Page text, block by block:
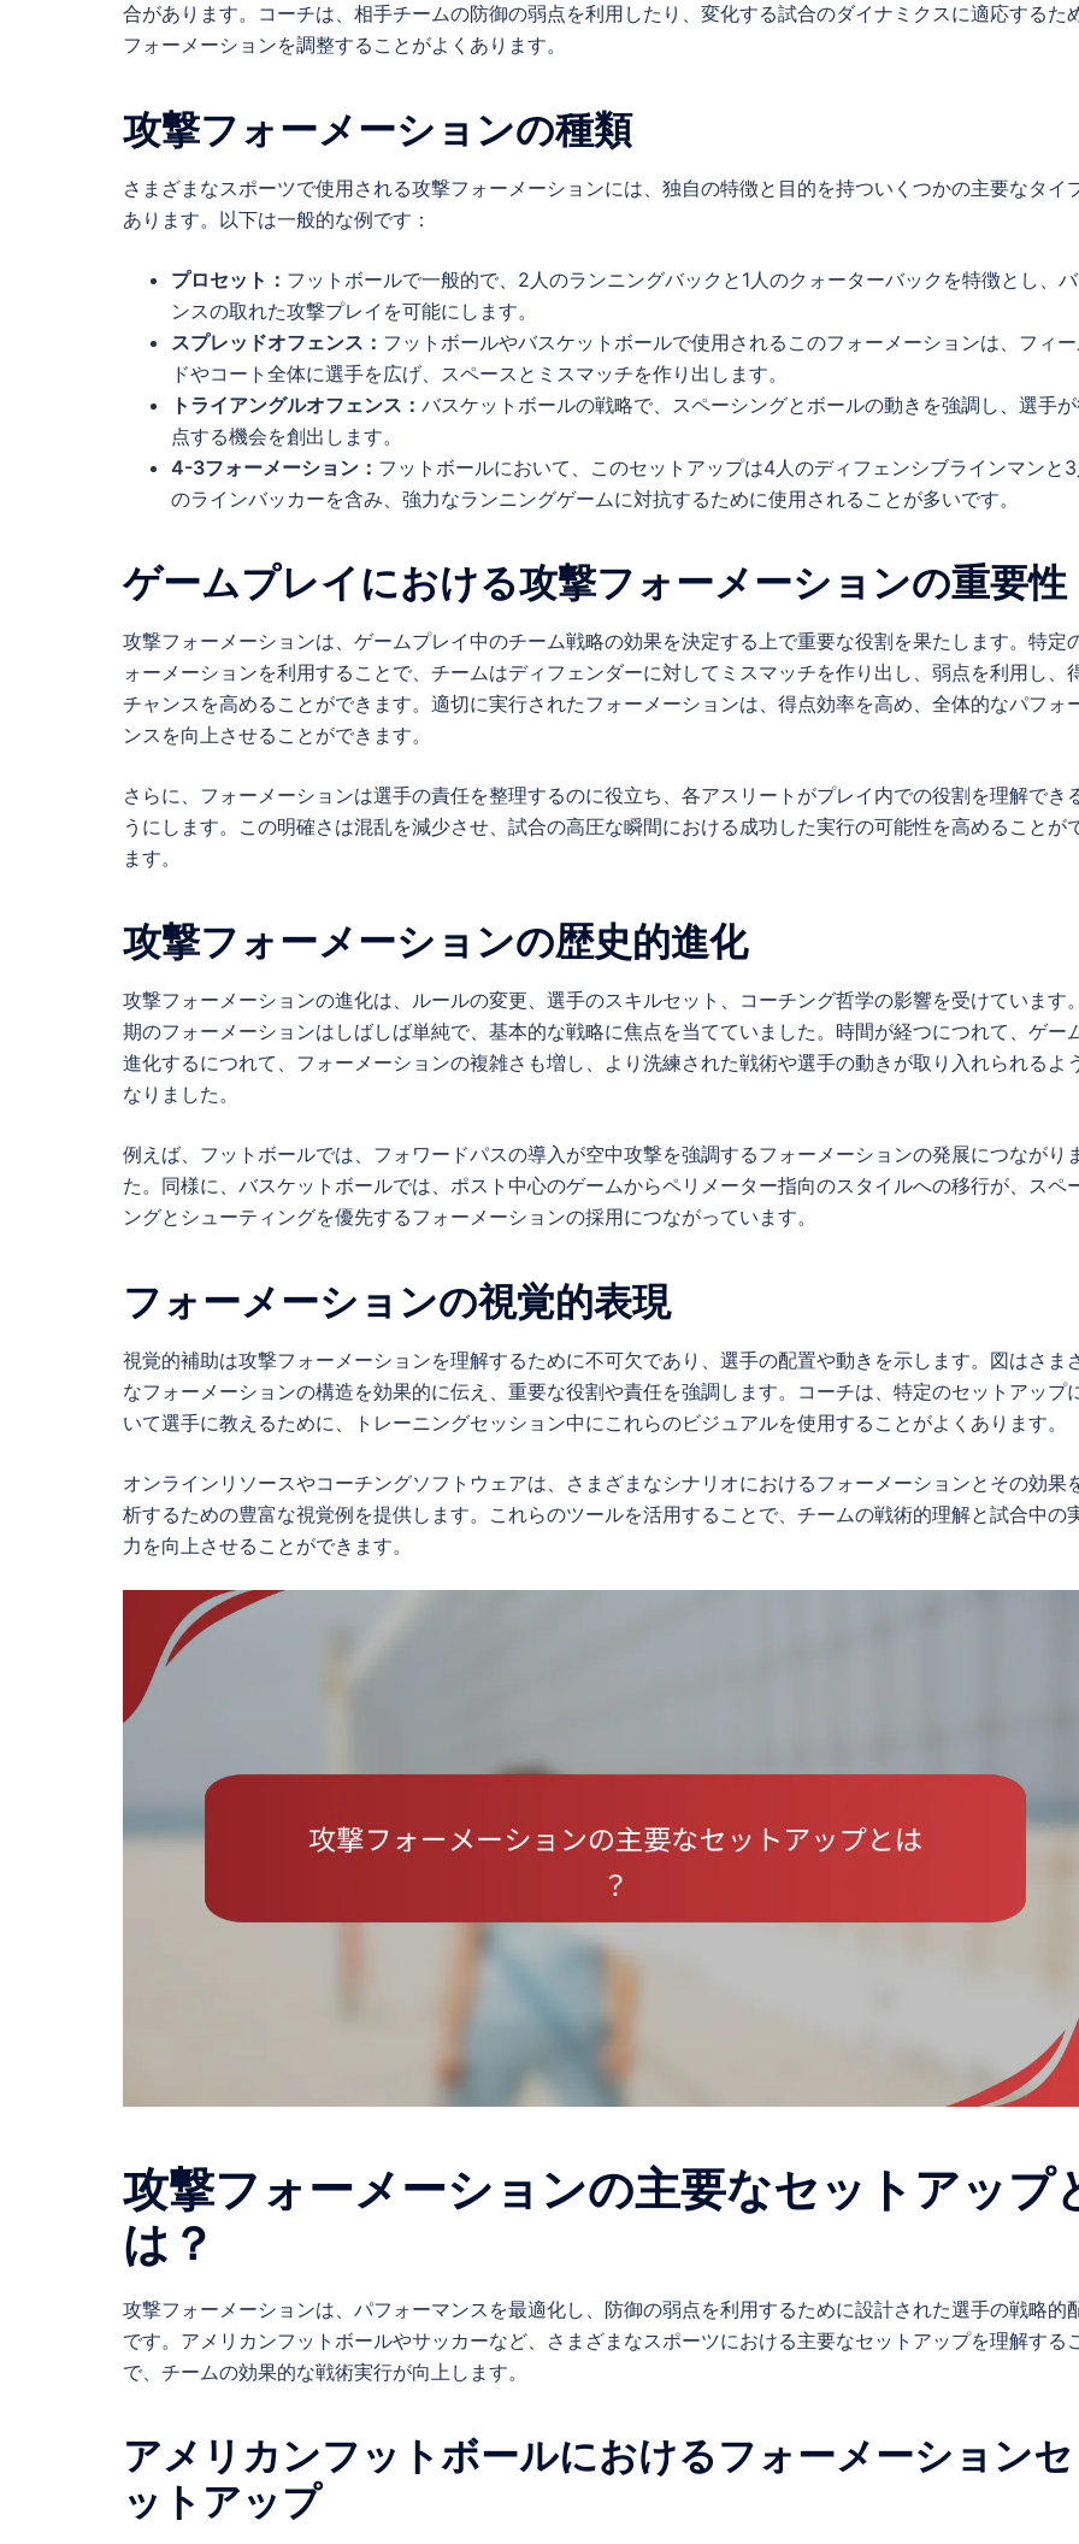
合があります。コーチは、相手チームの防御の弱点を利用したり、変化する試合のダイナミクスに適応するた
フォーメーションを調整することがよくあります。
攻撃フォーメーションの種類
さまざまなスポーツで使用される攻撃フォーメーションには、独自の特徴と目的を持ついくつかの主要なタイ
あります。以下は一般的な例です：
プロセット： フットボールで一般的で、2人のランニングバックと1人のクォーターバックを特徴とし、
ンスの取れた攻撃プレイを可能にします。
スプレッドオフェンス： フットボールやバスケットボールで使用されるこのフォーメーションは、フィ
ドやコート全体に選手を広げ、スペースとミスマッチを作り出します。
トライアングルオフェンス： バスケットボールの戦略で、スペーシングとボールの動きを強調し、選手
点する機会を創出します。
4-3フォーメーション： フットボールにおいて、このセットアップは4人のディフェンシブラインマンと3
のラインバッカーを含み、強力なランニングゲームに対抗するために使用されることが多いです。
ゲームプレイにおける攻撃フォーメーションの重要性
攻撃フォーメーションは、ゲームプレイ中のチーム戦略の効果を決定する上で重要な役割を果たします。特定
ォーメーションを利用することで、チームはディフェンダーに対してミスマッチを作り出し、弱点を利用し、
チャンスを高めることができます。適切に実行されたフォーメーションは、得点効率を高め、全体的なパフォ
ンスを向上させることができます。
さらに、フォーメーションは選手の責任を整理するのに役立ち、各アスリートがプレイ内での役割を理解でき
うにします。この明確さは混乱を減少させ、試合の高圧な瞬間における成功した実行の可能性を高めることが
ます。
攻撃フォーメーションの歴史的進化
攻撃フォーメーションの進化は、ルールの変更、選手のスキルセット、コーチング哲学の影響を受けています
期のフォーメーションはしばしば単純で、基本的な戦略に焦点を当てていました。時間が経つにつれて、ゲー
進化するにつれて、フォーメーションの複雑さも増し、より洗練された戦術や選手の動きが取り入れられるよ
なりました。
例えば、フットボールでは、フォワードパスの導入が空中攻撃を強調するフォーメーションの発展につながり
た。同様に、バスケットボールでは、ポスト中心のゲームからペリメーター指向のスタイルへの移行が、スペ
ングとシューティングを優先するフォーメーションの採用につながっています。
フォーメーションの視覚的表現
視覚的補助は攻撃フォーメーションを理解するために不可欠であり、選手の配置や動きを示します。図はさま
なフォーメーションの構造を効果的に伝え、重要な役割や責任を強調します。コーチは、特定のセットアップ
いて選手に教えるために、トレーニングセッション中にこれらのビジュアルを使用することがよくあります。
オンラインリソースやコーチングソフトウェアは、さまざまなシナリオにおけるフォーメーションとその効果
析するための豊富な視覚例を提供します。これらのツールを活用することで、チームの戦術的理解と試合中の
力を向上させることができます。
攻撃フォーメーションの主要なセットアップ
は？
攻撃フォーメーションは、パフォーマンスを最適化し、防御の弱点を利用するために設計された選手の戦略的
です。アメリカンフットボールやサッカーなど、さまざまなスポーツにおける主要なセットアップを理解する
で、チームの効果的な戦術実行が向上します。
アメリカンフットボールにおけるフォーメーションセ
ットアップ